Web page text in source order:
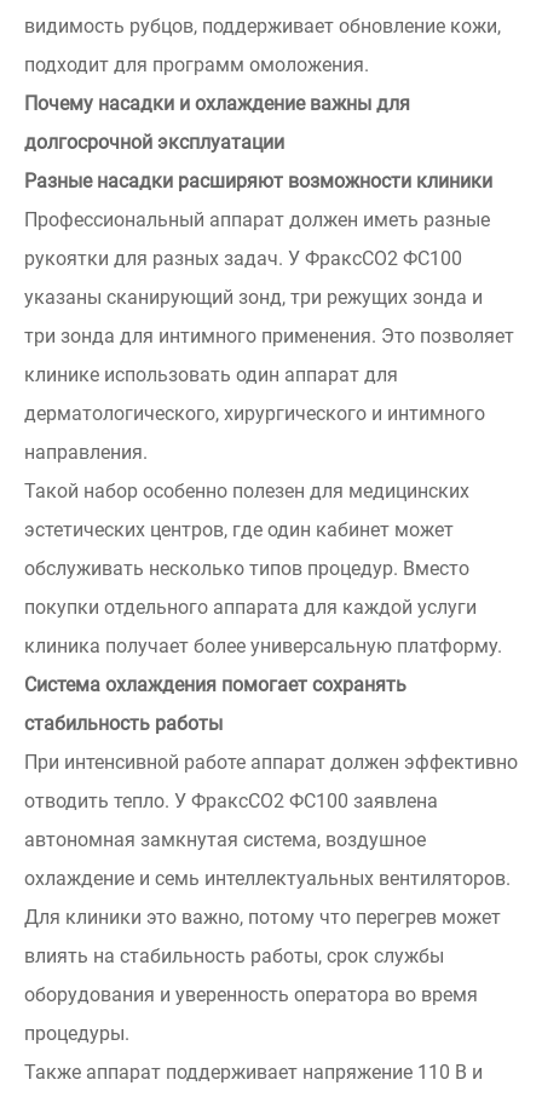
видимость рубцов, поддерживает обновление кожи,
подходит для программ омоложения.
Почему насадки и охлаждение важны для
долгосрочной эксплуатации
Разные насадки расширяют возможности клиники
Профессиональный аппарат должен иметь разные
рукоятки для разных задач. У ФраксСО2 ФС100
указаны сканирующий зонд, три режущих зонда и
три зонда для интимного применения. Это позволяет
клинике использовать один аппарат для
дерматологического, хирургического и интимного
направления.
Такой набор особенно полезен для медицинских
эстетических центров, где один кабинет может
обслуживать несколько типов процедур. Вместо
покупки отдельного аппарата для каждой услуги
клиника получает более универсальную платформу.
Система охлаждения помогает сохранять
стабильность работы
При интенсивной работе аппарат должен эффективно
отводить тепло. У ФраксСО2 ФС100 заявлена
автономная замкнутая система, воздушное
охлаждение и семь интеллектуальных вентиляторов.
Для клиники это важно, потому что перегрев может
влиять на стабильность работы, срок службы
оборудования и уверенность оператора во время
процедуры.
Также аппарат поддерживает напряжение 110 В и